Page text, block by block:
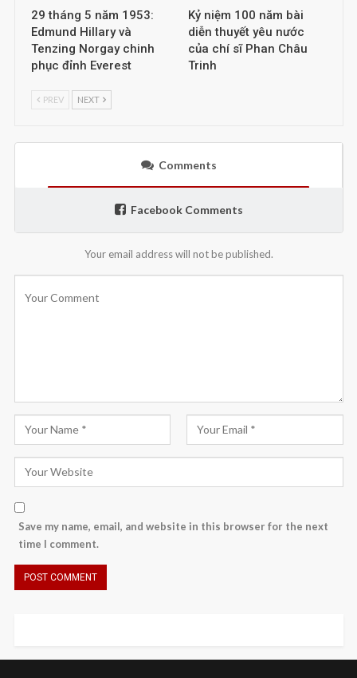
29 tháng 5 năm 1953:
Edmund Hillary và
Tenzing Norgay chinh
phục đỉnh Everest
Kỷ niệm 100 năm bài
diễn thuyết yêu nước
của chí sĩ Phan Châu
Trinh
PREV NEXT
Comments
Facebook Comments
Your email address will not be published.
Save my name, email, and website in this browser for the next
time I comment.